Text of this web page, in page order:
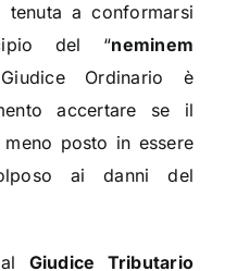
a conformarsi
del “neminem
Ordinario è
accertare se il
posto in essere
ai danni del
Giudice Tributario